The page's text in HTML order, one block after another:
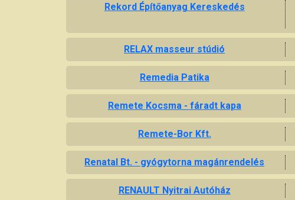
Rekord Építőanyag Kereskedés
RELAX masseur stúdió
Remedia Patika
Remete Kocsma - fáradt kapa
Remete-Bor Kft.
Renatal Bt. - gyógytorna magánrendelés
RENAULT Nyitrai Autóház